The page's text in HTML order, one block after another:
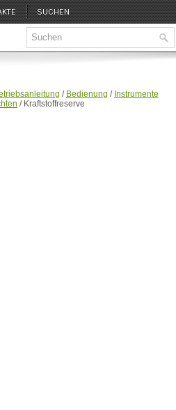
SUCHEN
/ Bedienung / Instrumente
/ Kraftstoffreserve